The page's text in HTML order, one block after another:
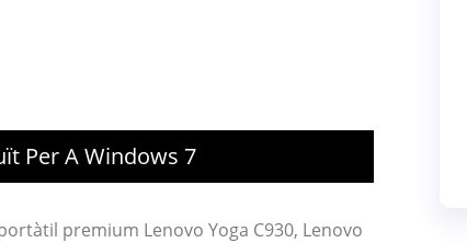
Per A Windows 7
premium Lenovo Yoga C930, Lenovo